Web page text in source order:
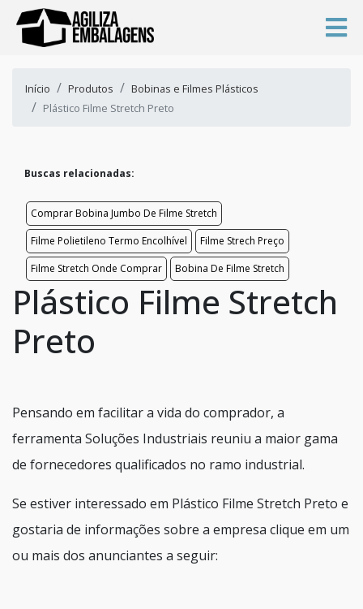
Início Produtos
Bobinas e Filmes Plásticos
Plástico Filme Stretch Preto
Buscas relacionadas:
Comprar Bobina Jumbo De Filme Stretch
Filme Polietileno Termo Encolhível
Filme Strech Preço
Filme Stretch Onde Comprar
Bobina De Filme Stretch
Plástico Filme Stretch
Preto
Pensando em facilitar a vida do comprador, a
ferramenta Soluções Industriais reuniu a maior gama
de fornecedores qualificados no ramo industrial.
Se estiver interessado em Plástico Filme Stretch Preto e
gostaria de informações sobre a empresa clique em um
ou mais dos anunciantes a seguir: